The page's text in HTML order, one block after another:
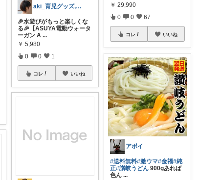
aki_育児グッズ,ﾋﾞｼﾞﾈｽ書紹介
🎉水遊びがもっと楽しくな
る🎉【ASUYA電動ウォータ
ーガン A ...
￥ 5,980
0 0 1
コレ いいね
￥ 29,990
0 0 67
コレ いいね
アポイ
#送料無料#激ウマ#金福#純
正#讃岐うどん 900gあれば
色ん ...